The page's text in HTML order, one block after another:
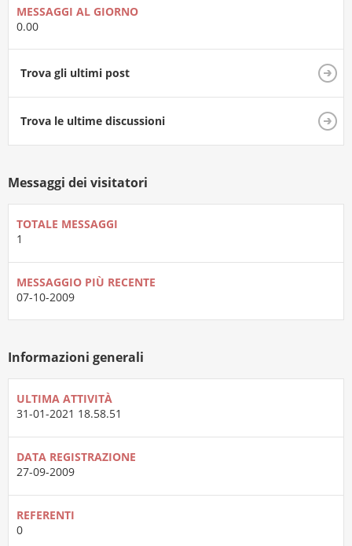
MESSAGGI AL GIORNO
0.00
Trova gli ultimi post
Trova le ultime discussioni
Messaggi dei visitatori
TOTALE MESSAGGI
1
MESSAGGIO PIÙ RECENTE
07-10-2009
Informazioni generali
ULTIMA ATTIVITÀ
31-01-2021 18.58.51
DATA REGISTRAZIONE
27-09-2009
REFERENTI
0